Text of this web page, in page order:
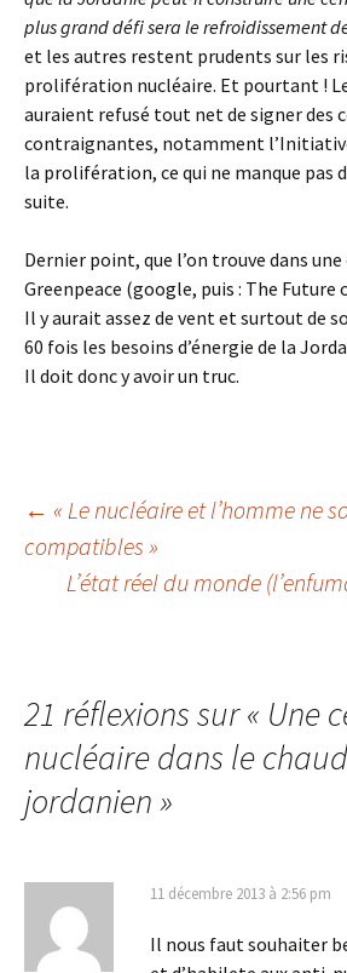
plus grand défi sera le refroidissement
et les autres restent prudents sur les
prolifération nucléaire. Et pourtant !
auraient refusé tout net de signer des
contraignantes, notamment
la prolifération, ce qui ne manque pas
suite.
Dernier point, que l’on trouve dans
Greenpeace (google, puis : The Future
Il y aurait assez de vent et surtout de
60 fois les besoins d’énergie de la
Il doit donc y avoir un truc.
Navigation
des
← « Le nucléaire et l’homme ne
compatibles »
L’état réel du monde
21 réflexions sur « Une
nucléaire dans le
jordanien»
11 décembre 2013 à 2:56 pm
Il nous faut souhaiter